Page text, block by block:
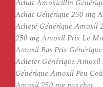
Achat Amoxicillin
Achat Générique 250 mg
Acheté Générique Amoxil
250 mg Amoxil Prix Le
Amoxil Bas Prix Générique
Acheter Générique
Générique Amoxil Peu